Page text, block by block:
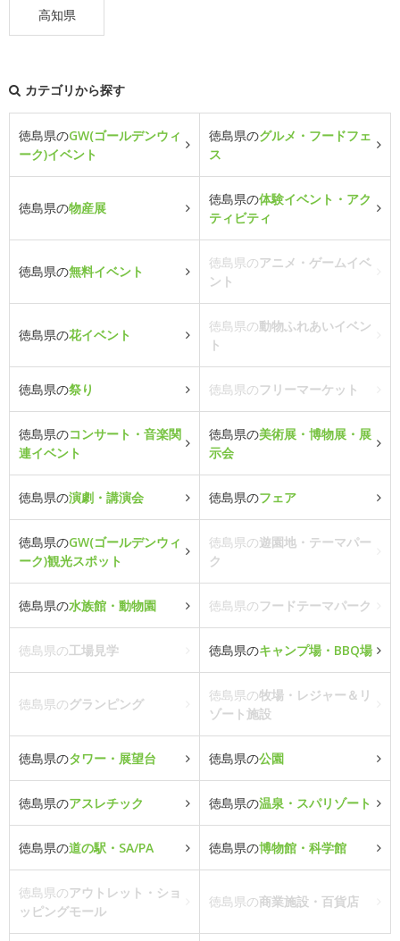
高知県
カテゴリから探す
徳島県のGW(ゴールデンウィ
ーク)イベント
徳島県のグルメ・フードフェ
ス
徳島県の物産展
徳島県の体験イベント・アク
ティビティ
徳島県の無料イベント
徳島県のアニメ・ゲームイベ
ント
徳島県の花イベント
徳島県の動物ふれあいイベン
ト
徳島県の祭り 徳島県のフリーマーケット
徳島県のコンサート・音楽関
連イベント
徳島県の美術展・博物展・展
示会
徳島県の演劇・講演会 徳島県のフェア
徳島県のGW(ゴールデンウィ
ーク)観光スポット
徳島県の遊園地・テーマパー
ク
徳島県の水族館・動物園 徳島県のフードテーマパーク
徳島県の工場見学 徳島県のキャンプ場・BBQ場
徳島県のグランピング
徳島県の牧場・レジャー＆リ
ゾート施設
徳島県のタワー・展望台 徳島県の公園
徳島県のアスレチック 徳島県の温泉・スパリゾート
徳島県の道の駅・SA/PA 徳島県の博物館・科学館
徳島県のアウトレット・ショ
ッピングモール
徳島県の商業施設・百貨店